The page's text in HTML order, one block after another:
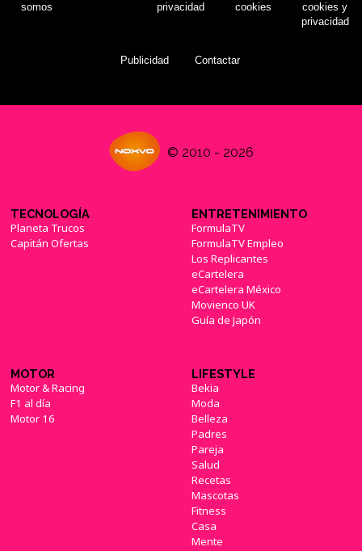
somos
privacidad
cookies
cookies y
privacidad
Publicidad Contactar
© 2010 - 2026
TECNOLOGÍA
Planeta Trucos
Capitán Ofertas
ENTRETENIMIENTO
FormulaTV
FormulaTV Empleo
Los Replicantes
eCartelera
eCartelera México
Movienco UK
Guía de Japón
MOTOR
Motor & Racing
F1 al día
Motor 16
LIFESTYLE
Bekia
Moda
Belleza
Padres
Pareja
Salud
Recetas
Mascotas
Fitness
Casa
Mente